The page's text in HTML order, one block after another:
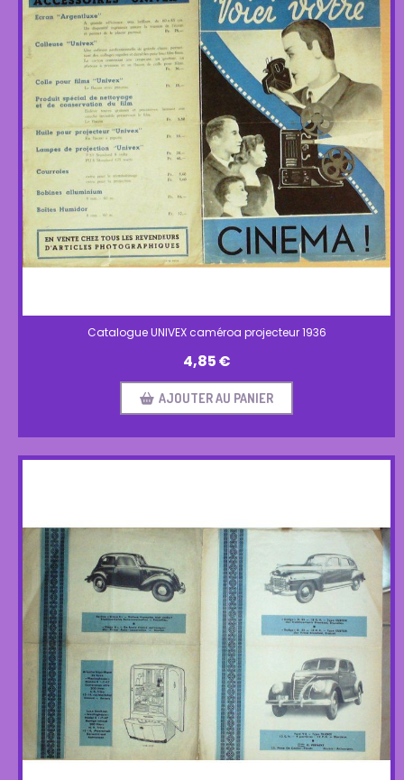
Catalogue UNIVEX caméroa projecteur 1936
4,85€
AJOUTER AU PANIER